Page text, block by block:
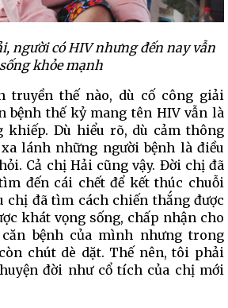
người có HIV nhưng đến nay vẫn
sống khỏe mạnh
truyền thế nào, dù cố công giải
bệnh thế kỷ mang tên HIV vẫn là
khiếp. Dù hiểu rõ, dù cảm thông
lánh những người bệnh là điều
Cả chị Hải cũng vậy. Đời chị đã
đến cái chết để kết thúc chuỗi
chị đã tìm cách chiến thắng được
khát vọng sống, chấp nhận cho
bệnh của mình nhưng trong
chút dè dặt. Thế nên, tôi phải
đời như cổ tích của chị mới